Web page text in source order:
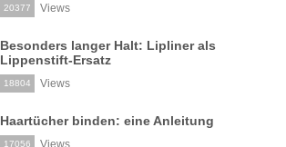
20377 Views
Besonders langer Halt: Lipliner als
Lippenstift-Ersatz
18804 Views
Haartücher binden: eine Anleitung
17056 Views